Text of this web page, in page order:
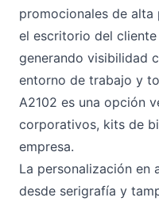
promocionales de alta
el escritorio del cliente
generando visibilidad
entorno de trabajo y
A2102 es una opción
corporativos, kits de
empresa.
La personalización en
desde serigrafía y